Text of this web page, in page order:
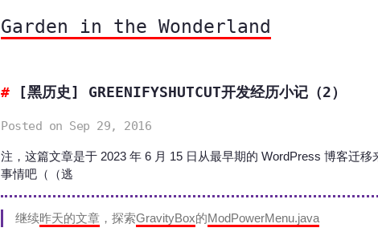
Garden in the Wonderland
[黑历史] GREENIFYSHUTCUT开发经历小记（2）
Posted on Sep 29, 2016
注，这篇文章是于 2023 年 6 月 15 日从最早期的 WordPress 博客迁移
事情吧（（逃
继续昨天的文章 ，探索GravityBox的ModPowerMenu.java